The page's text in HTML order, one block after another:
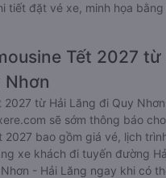
tiết đặt vé xe, minh họa bằng
Tết 2027 từ
Nhơn
2027 từ Hải Lăng đi Quy
sẽ sớm thông báo
2027 bao gồm giá vé, lịch
xe khách đi tuyến đường
- Hải Lăng ngay khi có